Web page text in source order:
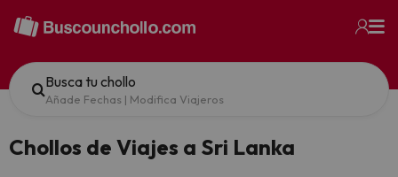
Busca tu chollo
Añade Fechas | Modifica Viajeros
Chollos de Viajes a Sri Lanka